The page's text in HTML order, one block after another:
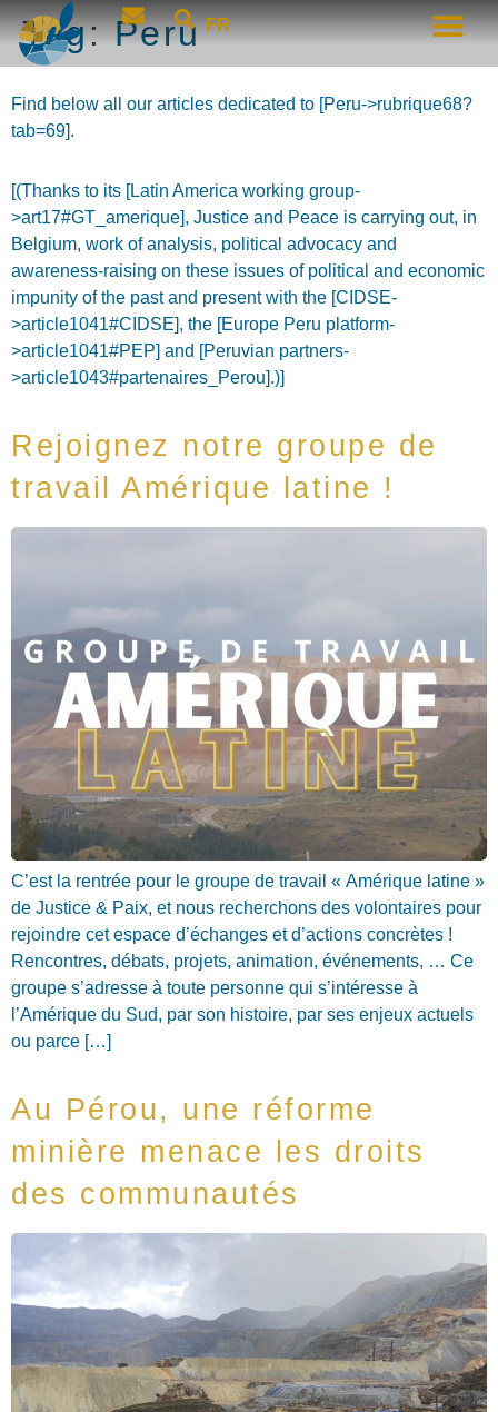
FR
Tag:Peru
Find below all our articles dedicated to [Peru->rubrique68?
tab=69].
[(Thanks to its [Latin America working group-
>art17#GT_amerique], Justice and Peace is carrying out, in
Belgium, work of analysis, political advocacy and
awareness-raising on these issues of political and economic
impunity of the past and present with the [CIDSE-
>article1041#CIDSE], the [Europe Peru platform-
>article1041#PEP] and [Peruvian partners-
>article1043#partenaires_Perou].)]
Rejoignez notre groupe de
travail Amérique latine !
C’est la rentrée pour le groupe de travail « Amérique latine »
de Justice & Paix, et nous recherchons des volontaires pour
rejoindre cet espace d’échanges et d’actions concrètes !
Rencontres, débats, projets, animation, événements, … Ce
groupe s’adresse à toute personne qui s’intéresse à
l’Amérique du Sud, par son histoire, par ses enjeux actuels
ou parce […]
Au Pérou, une réforme
minière menace les droits
des communautés